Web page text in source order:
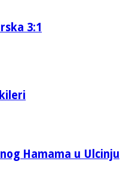
3:1
Hamama u Ulcinju